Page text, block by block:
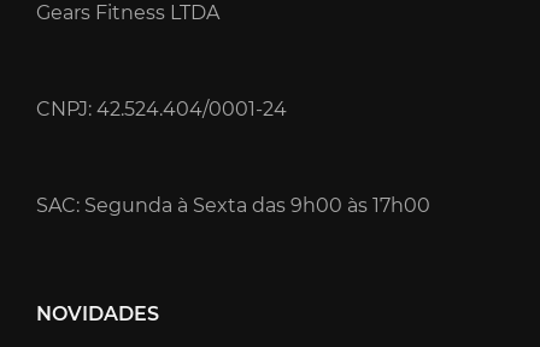
Gears Fitness LTDA
CNPJ: 42.524.404/0001-24
SAC: Segunda à Sexta das 9h00 às 17h00
NOVIDADES